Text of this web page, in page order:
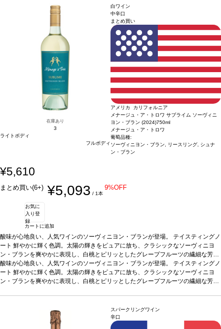
らかく、全体を支えている。３つをブレンドすることで、完璧なワインを造る。
イスティングノート柑橘類とトロピカルフルーツの風味が融和し、すっきりとした
酸味による爽やかなエキゾチックさが際立っている。アペリティフとして、また食
事に合わせても、想像を超える爽快感を感じる逸品。
合う料理シーフード、魚、
家きん、サラダ、チーズなどと好相性
葡萄品種シャルドネ 44%、モスカート・ア
レクサンドリア 34％、シュナン・ブラン22％ サスティナブル認証
ア・グリーン・メダル-サスティナブル・ワイングローイング、ビジネス・リーダー
シップ・アワード、カリフォルニア・サスティナブル・ワイナリー認証*本ヴィン
テージが在庫切れの場合、在庫があり価格が同様の場合は自動的に次のヴィンテー
ジに変更されます、ご了承ください。
品種を個別に収穫し、優しく破砕して低温発酵させることで、フレッシュさと個性
を保ち、ジューシーな果実のアロマを保持する。シャルドネはリッチでしっかりと
した味わいを持たせ、モスカートは野性的でエキゾチック、シュナン・ブランは柔
らかく、全体を支えている。３つをブレンドすることで、完璧なワインを造る。テ
イスティングノート
柑橘類とトロピカルフルーツの風味が融和し、すっきりとした
酸味による爽やかなエキゾチックさが際立っている。アペリティフとして、また食
事に合わせても、想像を超える爽快感を感じる逸品。
合う料理シーフード、魚、
家きん、サラダ、チーズなどと好相性
葡萄品種シャルドネ 44%、モスカート・ア
レクサンドリア 34％、シュナン・ブラン22％サスティナブル認証カリフォルニ
ア・グリーン・メダル-サスティナブル・ワイングローイング、ビジネス・リーダー
シップ・アワード、カリフォルニア・サスティナブル・ワイナリー認証*本ヴィン
テージが在庫切れの場合、在庫があり価格が同様の場合は自動的に次のヴィンテー
ジに変更されます、ご了承ください。
在庫あり
3
ライトボディ
フルボディ
白ワイン
中辛口
まとめ買い
アメリカ カリフォルニア
メナージュ・ア・トロワ サブライム ソーヴィニ
ヨン・ブラン (2024)750ml
メナージュ・ア・トロワ
葡萄品種:
ソーヴィニヨン・ブラン, リースリング, シュナ
ン・ブラン
¥5,610
まとめ買い(6+) ¥5,093 / 1本
9%OFF
お気に
入り登
録
カートに追加
酸味が心地良い、人気ワインのソーヴィニヨン・ブランが登場。 テイスティングノ
ート 鮮やかに輝く色調。太陽の輝きをピュアに放ち、クラシックなソーヴィニヨ
ン・ブランを爽やかに表現し、白桃とピリッとしたグレープフルーツの繊細な芳香
を伴う。口に含むと、ジューシーな青リンゴがエキゾチックなコブミカン、レモン
グラス、パッションフルーツの風味と混ざり合い、心地よくすっきりとして爽やか
な酸味を含む後味へと誘われる。葡萄品種ソーヴィニヨン・ブラン 87%、リース
ルニア・サスティナブル・ワイナリー認証*本ヴィンテージが在庫切れの場合、在
庫があり価格が同様の場合は自動的に次のヴィンテージに変更されます、ご了承く
酸味が心地良い、人気ワインのソーヴィニヨン・ブランが登場。 テイスティングノ
ート 鮮やかに輝く色調。太陽の輝きをピュアに放ち、クラシックなソーヴィニヨ
ン・ブランを爽やかに表現し、白桃とピリッとしたグレープフルーツの繊細な芳香
葡萄品種 ソーヴィニヨン・ブラン 87%、リース
リング 7%、シュナン・ブラン 6%
カリフォルニア・グリーン・メダル-サステ
ィナブル・ワイングローイング、ビジネス・リーダーシップ・アワード、カリフォ
スパークリングワイン
辛口